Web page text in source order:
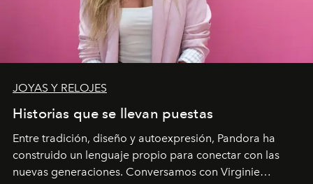
JOYAS Y RELOJES
Historias que se llevan puestas
Entre tradición, diseño y autoexpresión, Pandora ha
construido un lenguaje propio para conectar con las
nuevas generaciones. Conversamos con Virginie